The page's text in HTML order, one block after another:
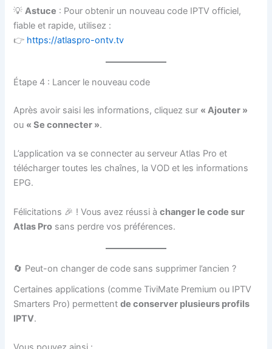
💡Astuce : Pour obtenir un nouveau code IPTV officiel,
fiable et rapide, utilisez :
👉 https://atlaspro-ontv.tv
Étape 4 : Lancer le nouveau code
Après avoir saisi les informations, cliquez sur « Ajouter »
ou « Se connecter ».
L’application va se connecter au serveur Atlas Pro et
télécharger toutes les chaînes, la VOD et les informations
EPG.
Félicitations 🎉 ! Vous avez réussi àchanger le code sur
Atlas Pro sans perdre vos préférences.
🔄 Peut-on changer de code sans supprimer l’ancien ?
Certaines applications (comme TiviMate Premium ou IPTV
Smarters Pro) permettentde conserver plusieurs profils
IPTV.